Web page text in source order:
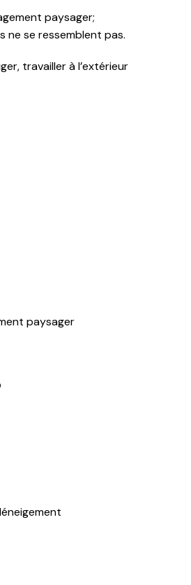
paysager;
ne se ressemblent pas.
travailler à l’extérieur
paysager